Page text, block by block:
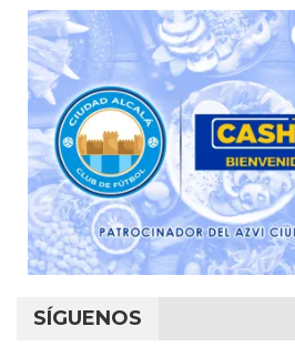
SÍGUENOS